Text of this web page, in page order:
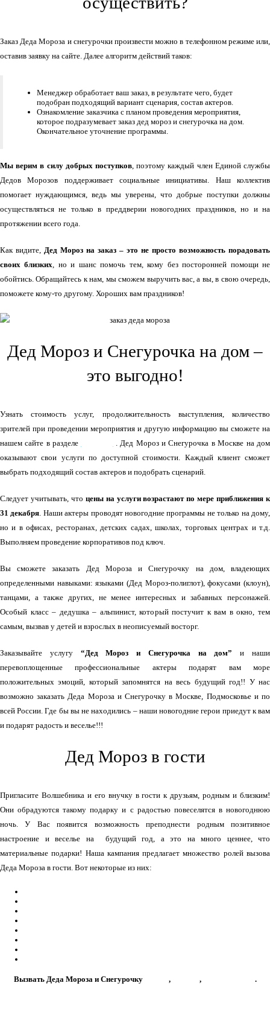
Заказ Деда Мороза и снегурочки произвести можно в телефонном режиме или,
оставив заявку на сайте. Далее алгоритм действий таков:
Менеджер обработает ваш заказ, в результате чего, будет
подобран подходящий вариант сценария, состав актеров.
Ознакомление заказчика с планом проведения мероприятия,
которое подразумевает заказ дед мороз и снегурочка на дом.
Окончательное уточнение программы.
Мы верим в силу добрых поступков, поэтому каждый член Единой службы
Дедов Морозов поддерживает социальные инициативы. Наш коллектив
помогает нуждающимся, ведь мы уверены, что добрые поступки должны
осуществляться не только в преддверии новогодних праздников, но и на
протяжении всего года.
Как видите, Дед Мороз на заказ – это не просто возможность порадовать
своих близких, но и шанс помочь тем, кому без посторонней помощи не
обойтись. Обращайтесь к нам, мы сможем выручить вас, а вы, в свою очередь,
поможете кому-то другому. Хороших вам праздников!
Дед Мороз и Снегурочка на дом –
это выгодно!
Узнать стоимость услуг, продолжительность выступления, количество
зрителей при проведении мероприятия и другую информацию вы сможете на
нашем сайте в разделе
. Дед Мороз и Снегурочка в Москве на дом
оказывают свои услуги по доступной стоимости. Каждый клиент сможет
выбрать подходящий состав актеров и подобрать сценарий.
Следует учитывать, что цены на услуги возрастают по мере приближения к
31 декабря. Наши актеры проводят новогодние программы не только на дому,
но и в офисах, ресторанах, детских садах, школах, торговых центрах и т.д.
Выполняем проведение корпоративов под ключ.
Вы сможете заказать Дед Мороза и Снегурочку на дом, владеющих
определенными навыками: языками (Дед Мороз-полиглот), фокусами (клоун),
танцами, а также других, не менее интересных и забавных персонажей.
Особый класс – дедушка – альпинист, который постучит к вам в окно, тем
самым, вызвав у детей и взрослых в неописуемый восторг.
Заказывайте услугу “Дед Мороз и Снегурочка на дом” и наши
перевоплощенные профессиональные актеры подарят вам море
положительных эмоций, который запомнятся на весь будущий год!! У нас
возможно заказать Деда Мороза и Снегурочку в Москве, Подмосковье и по
всей России. Где бы вы не находились – наши новогодние герои приедут к вам
и подарят радость и веселье!!!
Дед Мороз в гости
Пригласите Волшебника и его внучку в гости к друзьям, родным и близким!
Они обрадуются такому подарку и с радостью повеселятся в новогоднюю
ночь. У Вас появится возможность преподнести родным позитивное
настроение и веселье на будущий год, а это на много ценнее, что
материальные подарки! Наша кампания предлагает множество ролей вызова
Деда Мороза в гости. Вот некоторые из них:
Вызвать Деда Мороза и Снегурочку , , .